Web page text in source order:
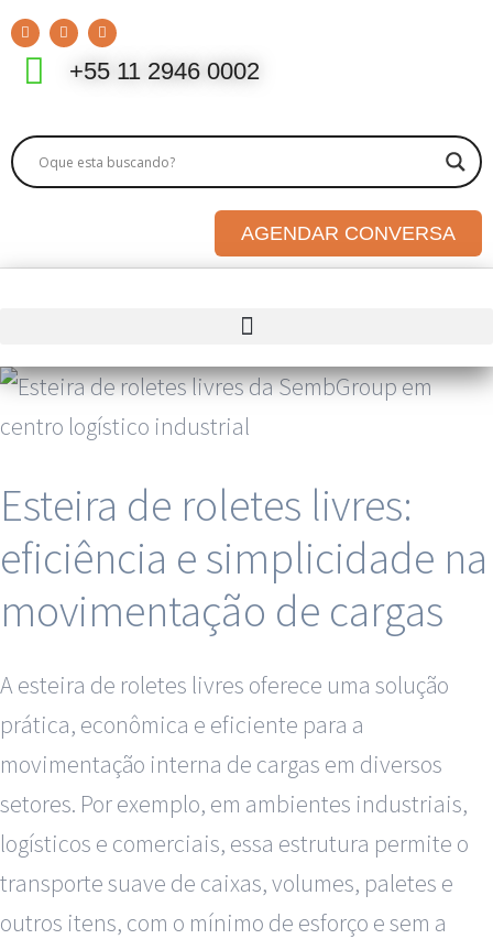
+55 11 2946 0002
AGENDAR CONVERSA
Esteira de roletes livres:
eficiência e simplicidade na
movimentação de cargas
A esteira de roletes livres oferece uma solução
prática, econômica e eficiente para a
movimentação interna de cargas em diversos
setores. Por exemplo, em ambientes industriais,
logísticos e comerciais, essa estrutura permite o
transporte suave de caixas, volumes, paletes e
outros itens, com o mínimo de esforço e sem a